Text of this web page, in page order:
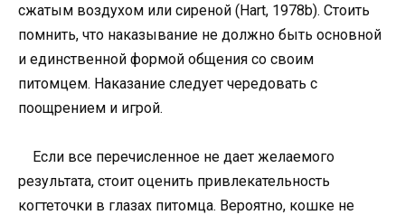
сжатым воздухом или сиреной (Hart, 1978b). Стоить
помнить, что наказывание не должно быть основной
и единственной формой общения со своим
питомцем. Наказание следует чередовать с
поощрением и игрой.
Если все перечисленное не дает желаемого
результата, стоит оценить привлекательность
когтеточки в глазах питомца. Вероятно, кошке не